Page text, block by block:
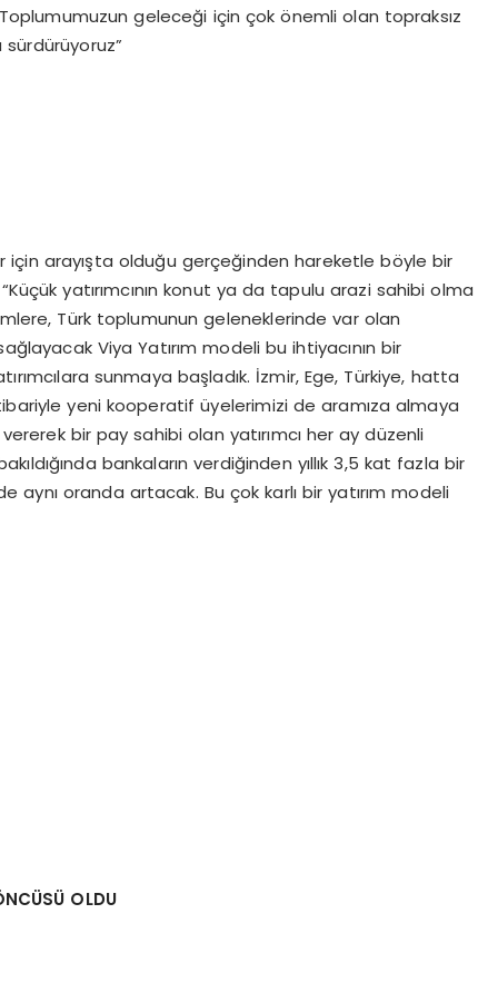
geleceği için çok önemli olan topraksız
sürdürüyoruz”
için arayışta olduğu gerçeğinden hareketle böyle bir
yatırımcının konut ya da tapulu arazi sahibi olma
Türk toplumunun geleneklerinde var olan
Viya Yatırım modeli bu ihtiyacının bir
sunmaya başladık. İzmir, Ege, Türkiye, hatta
yeni kooperatif üyelerimizi de aramıza almaya
bir pay sahibi olan yatırımcı her ay düzenli
bankaların verdiğinden yıllık 3,5 kat fazla bir
aynı oranda artacak. Bu çok karlı bir yatırım modeli
OLDU